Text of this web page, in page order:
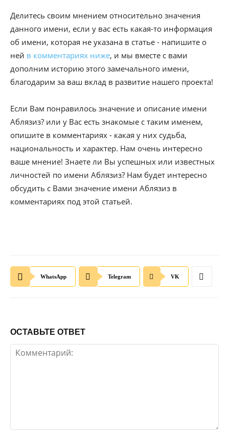
Делитесь своим мнением относительно значения
данного имени, если у вас есть какая-то информация
об имени, которая не указана в статье - напишите о
ней в комментариях ниже, и мы вместе с вами
дополним историю этого замечального имени,
благодарим за ваш вклад в развитие нашего проекта!
Если Вам понравилось значение и описание имени
Аблязиз? или у Вас есть знакомые с таким именем,
опишите в комментариях - какая у них судьба,
национальность и характер. Нам очень интересно
ваше мнение! Знаете ли Вы успешных или известных
личностей по имени Аблязиз? Нам будет интересно
обсудить с Вами значение имени Аблязиз в
комментариях под этой статьей.
WhatsApp Telegram VK
ОСТАВЬТЕ ОТВЕТ